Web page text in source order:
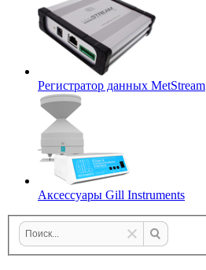
Регистратор данных MetStream
Аксессуары Gill Instruments